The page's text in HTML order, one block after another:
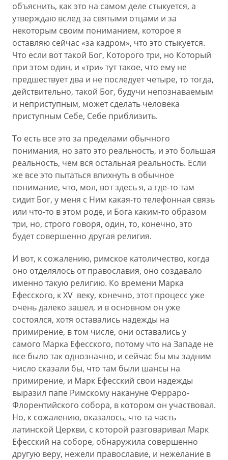
объяснить, как это на самом деле стыкуется, а
утверждаю вслед за святыми отцами и за
некоторым своим пониманием, которое я
оставляю сейчас «за кадром», что это стыкуется.
Что если вот такой Бог, Которого три, но Который
при этом один, и «три» тут такое, что ему не
предшествует два и не последует четыре, то тогда,
действительно, такой Бог, будучи непознаваемым
и неприступным, может сделать человека
приступным Себе, Себе приблизить.
То есть все это за пределами обычного
понимания, но зато это реальность, и это большая
реальность, чем вся остальная реальность. Если
же все это пытаться впихнуть в обычное
понимание, что, мол, вот здесь я, а где-то там
сидит Бог, у меня с Ним какая-то телефонная связь
или что-то в этом роде, и Бога каким-то образом
три, но, строго говоря, один, то, конечно, это
будет совершенно другая религия.
И вот, к сожалению, римское католичество, когда
оно отделялось от православия, оно создавало
именно такую религию. Ко времени Марка
Ефесского, к XV веку, конечно, этот процесс уже
очень далеко зашел, и в основном он уже
состоялся, хотя оставались надежды на
примирение, в том числе, они оставались у
самого Марка Ефесского, потому что на Западе не
все было так однозначно, и сейчас бы мы задним
число сказали бы, что там были шансы на
примирение, и Марк Ефесский свои надежды
выразил папе Римскому накануне Ферраро-
Флорентийского собора, в котором он участвовал.
Но, к сожалению, оказалось, что та часть
латинской Церкви, с которой разговаривал Марк
Ефесский на соборе, обнаружила совершенно
другую веру, нежели православие, и нежелание в